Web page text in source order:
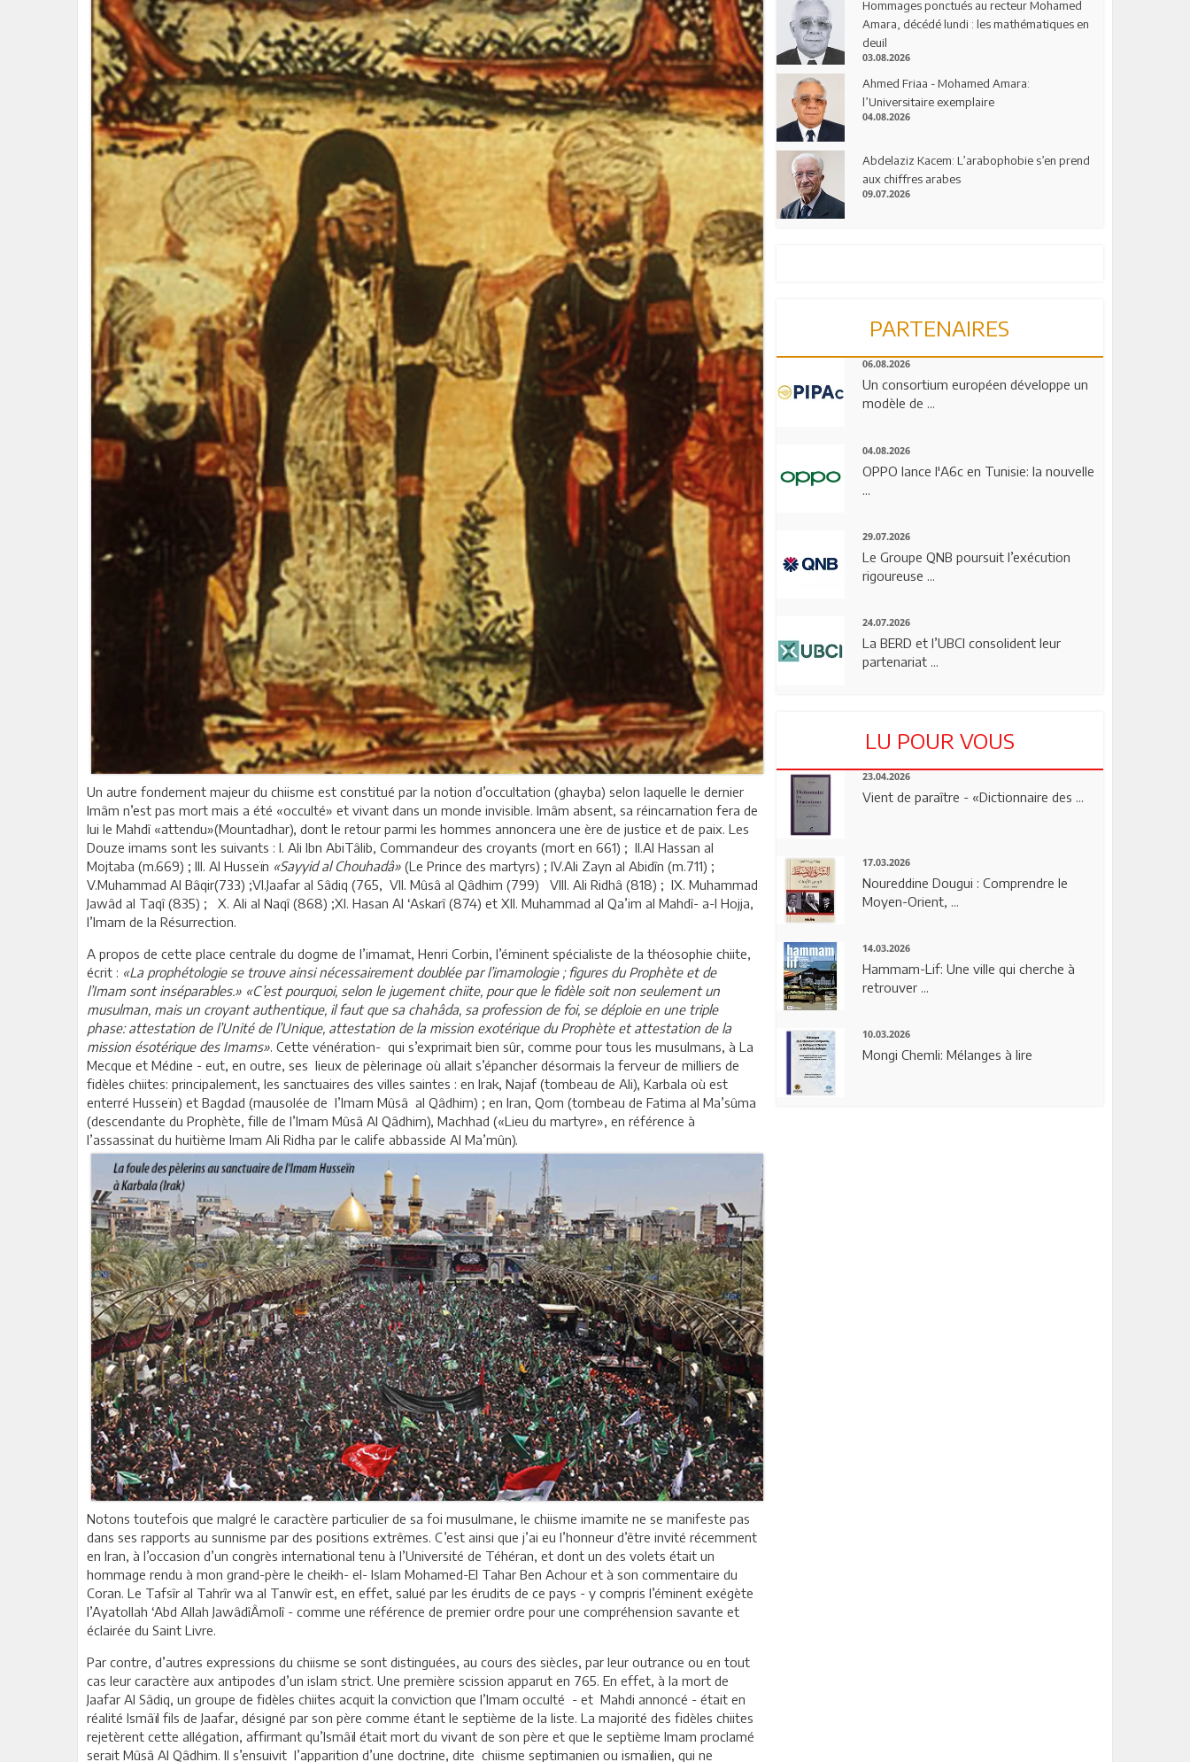
Un autre fondement majeur du chiisme est constitué par la notion d’occultation (ghayba) selon laquelle le dernier
Imâm n’est pas mort mais a été «occulté» et vivant dans un monde invisible. Imâm absent, sa réincarnation fera de
lui le Mahdî «attendu»(Mountadhar), dont le retour parmi les hommes annoncera une ère de justice et de paix. Les
Douze imams sont les suivants : I. Ali Ibn AbiTâlib, Commandeur des croyants (mort en 661) ; II.Al Hassan al
Mojtaba (m.669) ; III. Al Husseïn «Sayyid al Chouhadâ» (Le Prince des martyrs) ; IV.Ali Zayn al Abidîn (m.711) ;
V.Muhammad Al Bâqir(733) ;VI.Jaafar al Sâdiq (765, VII. Mûsâ al Qâdhim (799) VIII. Ali Ridhâ (818) ; IX. Muhammad
Jawâd al Taqî (835) ; X. Ali al Naqî (868) ;XI. Hasan Al ‘Askarî (874) et XII. Muhammad al Qa’im al Mahdî- a-l Hojja,
l’Imam de la Résurrection.
A propos de cette place centrale du dogme de l’imamat, Henri Corbin, l’éminent spécialiste de la théosophie chiite,
écrit : «La prophétologie se trouve ainsi nécessairement doublée par l’imamologie ; figures du Prophète et de
l’Imam sont inséparables.» «C’est pourquoi, selon le jugement chiite, pour que le fidèle soit non seulement un
musulman, mais un croyant authentique, il faut que sa chahâda, sa profession de foi, se déploie en une triple
phase: attestation de l’Unité de l’Unique, attestation de la mission exotérique du Prophète et attestation de la
mission ésotérique des Imams». Cette vénération- qui s’exprimait bien sûr, comme pour tous les musulmans, à La
Mecque et Médine - eut, en outre, ses lieux de pèlerinage où allait s’épancher désormais la ferveur de milliers de
fidèles chiites: principalement, les sanctuaires des villes saintes : en Irak, Najaf (tombeau de Ali), Karbala où est
enterré Husseïn) et Bagdad (mausolée de l’Imam Mûsâ al Qâdhim) ; en Iran, Qom (tombeau de Fatima al Ma’sûma
(descendante du Prophète, fille de l’Imam Mûsâ Al Qâdhim), Machhad («Lieu du martyre», en référence à
l’assassinat du huitième Imam Ali Ridha par le calife abbasside Al Ma’mûn).
Notons toutefois que malgré le caractère particulier de sa foi musulmane, le chiisme imamite ne se manifeste pas
dans ses rapports au sunnisme par des positions extrêmes. C’est ainsi que j’ai eu l’honneur d’être invité récemment
en Iran, à l’occasion d’un congrès international tenu à l’Université de Téhéran, et dont un des volets était un
hommage rendu à mon grand-père le cheikh- el- Islam Mohamed-El Tahar Ben Achour et à son commentaire du
Coran. Le Tafsîr al Tahrîr wa al Tanwîr est, en effet, salué par les érudits de ce pays - y compris l’éminent exégète
l’Ayatollah ‘Abd Allah JawâdîÂmolî - comme une référence de premier ordre pour une compréhension savante et
éclairée du Saint Livre.
Par contre, d’autres expressions du chiisme se sont distinguées, au cours des siècles, par leur outrance ou en tout
cas leur caractère aux antipodes d’un islam strict. Une première scission apparut en 765. En effet, à la mort de
Jaafar Al Sâdiq, un groupe de fidèles chiites acquit la conviction que l’Imam occulté - et Mahdi annoncé - était en
réalité Ismâïl fils de Jaafar, désigné par son père comme étant le septième de la liste. La majorité des fidèles chiites
rejetèrent cette allégation, affirmant qu’Ismâïl était mort du vivant de son père et que le septième Imam proclamé
serait Mûsâ Al Qâdhim. Il s’ensuivit l’apparition d’une doctrine, dite chiisme septimanien ou ismaïlien, qui ne
Hommages ponctués au recteur Mohamed
Amara, décédé lundi : les mathématiques en
deuil
03.08.2026
Ahmed Friaa - Mohamed Amara:
l’Universitaire exemplaire
04.08.2026
Abdelaziz Kacem: L’arabophobie s’en prend
aux chiffres arabes
09.07.2026
PARTENAIRES
06.08.2026
Un consortium européen développe un
modèle de ...
04.08.2026
OPPO lance l'A6c en Tunisie: la nouvelle
29.07.2026
Le Groupe QNB poursuit l’exécution
rigoureuse ...
24.07.2026
La BERD et l’UBCI consolident leur
partenariat ...
LU POUR VOUS
23.04.2026
Vient de paraître - «Dictionnaire des ...
17.03.2026
Noureddine Dougui : Comprendre le
Moyen-Orient, ...
14.03.2026
Hammam-Lif: Une ville qui cherche à
retrouver ...
10.03.2026
Mongi Chemli: Mélanges à lire